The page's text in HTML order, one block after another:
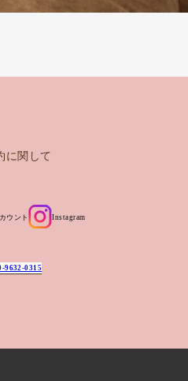
に関して
ウント Instagram
9632-0315